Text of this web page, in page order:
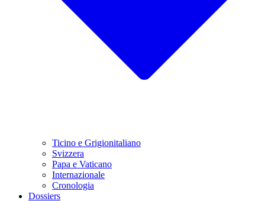
Ticino e Grigionitaliano
Svizzera
Papa e Vaticano
Internazionale
Cronologia
Dossiers